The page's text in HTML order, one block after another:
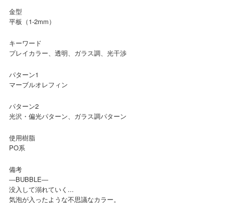
金型
平板（1-2mm）
キーワード
プレイカラー、透明、ガラス調、光干渉
パターン1
マーブルオレフィン
パターン2
光沢・偏光パターン、ガラス調パターン
使用樹脂
PO系
備考
―BUBBLE―
没入して溺れていく...
気泡が入ったような不思議なカラー。